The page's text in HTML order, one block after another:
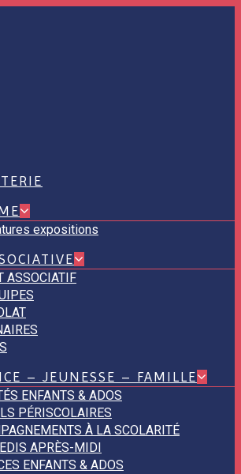
expositions
ASSOCIATIF
– JEUNESSE – FAMILLE
ENFANTS & ADOS
PÉRISCOLAIRES
À LA SCOLARITÉ
APRÈS-MIDI
ENFANTS & ADOS